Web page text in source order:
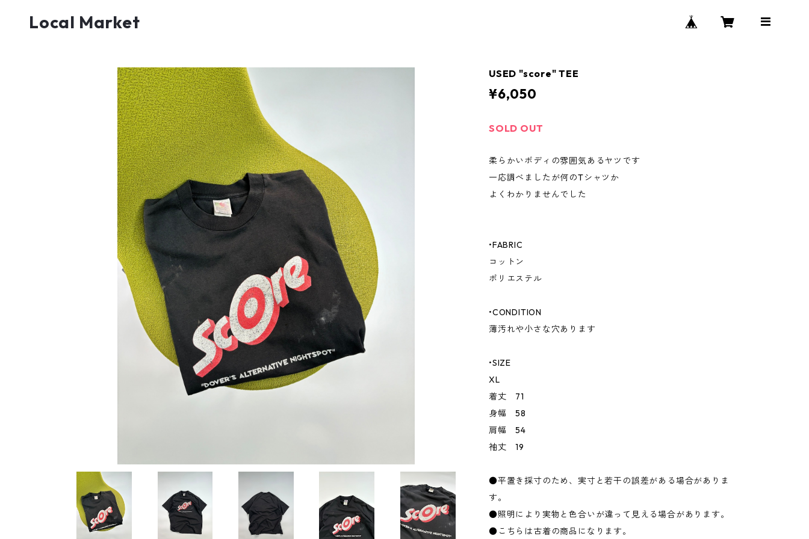
Local Market
USED "score" TEE
¥6,050
SOLD OUT
柔らかいボディの雰囲気あるヤツです
一応調べましたが何のTシャツか
よくわかりませんでした
•FABRIC
コットン
ポリエステル
•CONDITION
薄汚れや小さな穴あります
•SIZE
XL
着丈 71
身幅 58
肩幅 54
袖丈 19
●平置き採寸のため、実寸と若干の誤差がある場合がありま
す。
●照明により実物と色合いが違って見える場合があります。
●こちらは古着の商品になります。